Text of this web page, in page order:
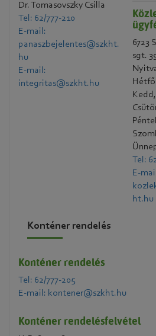
Dr. Tomasovszky Csilla
Tel: 62/777-210
E-mail:
panaszbejelentes@szkht.
hu
E-mail:
integritas@szkht.hu
6723
sgt.
Tel:
E-
ht.hu
Konténer rendelés
Konténer rendelés
Tel: 62/777-205
E-mail: kontener@szkht.hu
Konténer rendelésfelvétel